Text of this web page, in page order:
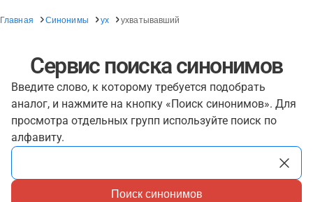
Главная Синонимы ух ухватывавший
Сервис поиска синонимов
Введите слово, к которому требуется подобрать
аналог, и нажмите на кнопку «Поиск синонимов». Для
просмотра отдельных групп используйте поиск по
алфавиту.
Поиск синонимов